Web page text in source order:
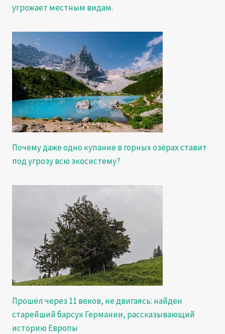
угрожает местным видам.
Почему даже одно купание в горных озёрах ставит
под угрозу всю экосистему?
Прошёл через 11 веков, не двигаясь: найден
старейший барсук Германии, рассказывающий
историю Европы